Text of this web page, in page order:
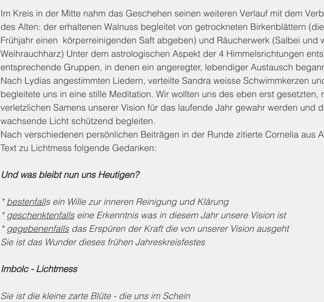
Im Kreis in der Mitte nahm das Geschehen seinen weiteren Verlauf mit dem
des Alten: der erhaltenen Walnuss begleitet von getrockneten Birkenblättern
Frühjahr einen  körperreinigenden Saft abgeben) und Räucherwerk (Salbei und
Weihrauchharz) Unter dem astrologischen Aspekt der 4 Himmelsrichtungen
entsprechende Gruppen, in denen ein angeregter, lebendiger Austausch
Nach Lydias angestimmten Liedern, verteilte Sandra weisse Schwimmkerzen
begleitete uns in eine stille Meditation. Wir wollten uns des eben erst gesetzten,
verletzlichen Samens unserer Vision für das laufende Jahr gewahr werden und
wachsende Licht schützend begleiten.
Nach verschiedenen persönlichen Beiträgen in der Runde zitierte Cornelia aus
Text zu Lichtmess folgende Gedanken:
Und was bleibt nun uns Heutigen?
* bestenfalls ein Wille zur inneren Reinigung und Klärung
* geschenktenfalls eine Erkenntnis was in diesem Jahr unsere Vision ist
* gegebenenfalls das Erspüren der Kraft die von unserer Vision ausgeht
Sie ist das Wunder dieses frühen Jahreskreisfestes
Imbolc - Lichtmess
Sie ist die kleine zarte Blüte - die uns im Schein